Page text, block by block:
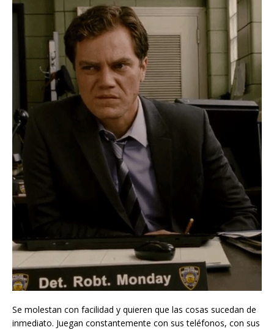
Se molestan con facilidad y quieren que las cosas sucedan de
inmediato. Juegan constantemente con sus teléfonos, con sus